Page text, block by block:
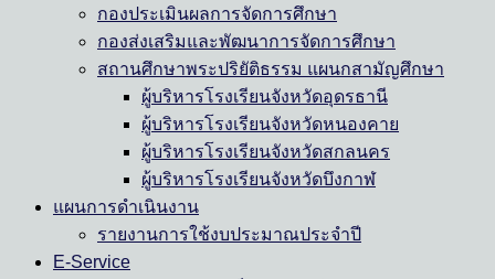
กองประเมินผลการจัดการศึกษา
กองส่งเสริมและพัฒนาการจัดการศึกษา
สถานศึกษาพระปริยัติธรรม แผนกสามัญศึกษา
ผู้บริหารโรงเรียนจังหวัดอุดรธานี
ผู้บริหารโรงเรียนจังหวัดหนองคาย
ผู้บริหารโรงเรียนจังหวัดสกลนคร
ผู้บริหารโรงเรียนจังหวัดบึงกาฬ
แผนการดำเนินงาน
รายงานการใช้งบประมาณประจำปี
E-Service